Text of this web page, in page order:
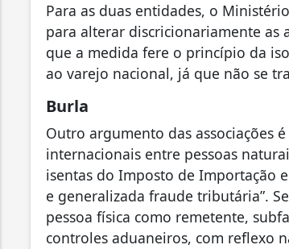
Para as duas entidades, o
para alterar discricionariamente
que a medida fere o princípio da
ao varejo nacional, já que não se
Burla
Outro argumento das associações
internacionais entre pessoas
isentas do Imposto de Importação
e generalizada fraude tributária”.
pessoa física como remetente,
controles aduaneiros, com reflexo